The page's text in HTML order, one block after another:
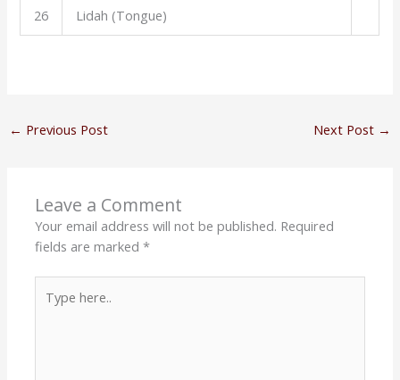
26 Lidah (Tongue)
← Previous Post Next Post →
Leave a Comment
Your email address will not be published. Required
fields are marked*
here..